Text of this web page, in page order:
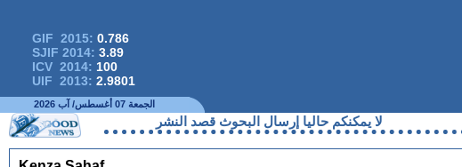
GIF 2015: 0.786
SJIF 2014: 3.89
ICV 2014: 100
UIF 2013: 2.9801
الجمعة 07 أغسطس/ آب 2026
لا يمكنكم حاليا إرسال البحوث قصد النشر